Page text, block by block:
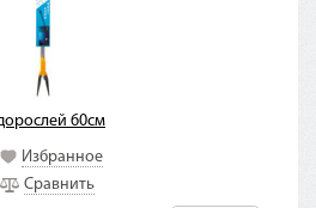
60см
Избранное
Сравнить